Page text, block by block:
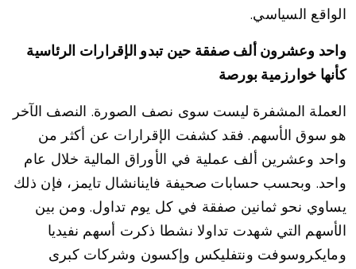
الواقع السياسي.
واحد وعشرون ألف صفقة حين تبدو الإقرارات الرئاسية
كأنها خوارزمية بورصة
العملة المشفرة ليست سوى نصف الصورة. النصف الآخر
هو سوق الأسهم. فقد كشفت الإقرارات عن أكثر من
واحد وعشرين ألف عملية في الأوراق المالية خلال عام
واحد. وبحسب حسابات صحيفة فاينانشال تايمز، فإن ذلك
يساوي نحو ثمانين صفقة في كل يوم تداول. ومن بين
الأسهم التي شهدت تداولا نشطا ذكرت أسهم نفيديا
ومايكروسوفت ونتفليكس وإكسون وشركات كبرى